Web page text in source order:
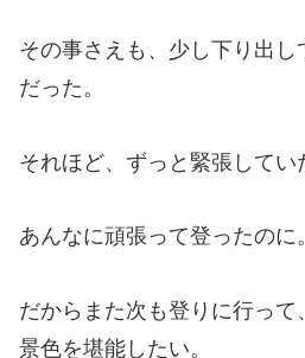
その事さえも、少し下り出
だった。
それほど、ずっと緊張してい
あんなに頑張って登ったのに。
だからまた次も登りに行っ
景色を堪能したい。